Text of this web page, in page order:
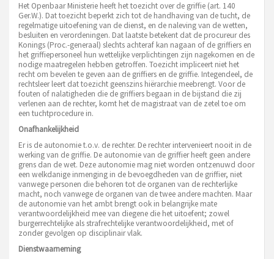
Het Openbaar Ministerie heeft het toezicht over de griffie (art. 140
Ger.W.). Dat toezicht beperkt zich tot de handhaving van de tucht, de
regelmatige uitoefening van de dienst, en de naleving van de wetten,
besluiten en verordeningen. Dat laatste betekent dat de procureur des
Konings (Proc.-generaal) slechts achteraf kan nagaan of de griffiers en
het griffiepersoneel hun wettelijke verplichtingen zijn nagekomen en de
nodige maatregelen hebben getroffen. Toezicht impliceert niet het
recht om bevelen te geven aan de griffiers en de griffie. Integendeel, de
rechtsleer leert dat toezicht geenszins hiërarchie meebrengt. Voor de
fouten of nalatigheden die de griffiers begaan in de bijstand die zij
verlenen aan de rechter, komt het de magistraat van de zetel toe om
een tuchtprocedure in.
Onafhankelijkheid
Er is de autonomie t.o.v. de rechter. De rechter intervenieert nooit in de
werking van de griffie. De autonomie van de griffier heeft geen andere
grens dan de wet. Deze autonomie mag niet worden ontzenuwd door
een welkdanige inmenging in de bevoegdheden van de griffier, niet
vanwege personen die behoren tot de organen van de rechterlijke
macht, noch vanwege de organen van de twee andere machten. Maar
de autonomie van het ambt brengt ook in belangrijke mate
verantwoordelijkheid mee van diegene die het uitoefent; zowel
burgerrechtelijke als strafrechtelijke verantwoordelijkheid, met of
zonder gevolgen op disciplinair vlak.
Dienstwaarneming